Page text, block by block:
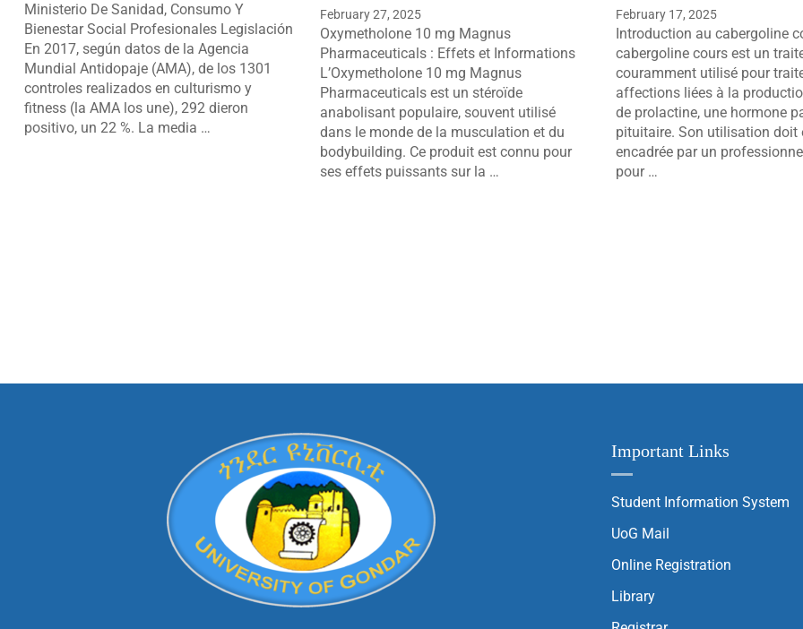
Ministerio De Sanidad, Consumo Y
Bienestar Social Profesionales Legislación
En 2017, según datos de la Agencia
Mundial Antidopaje (AMA), de los 1301
controles realizados en culturismo y
fitness (la AMA los une), 292 dieron
positivo, un 22 %. La media …
February 27, 2025
Oxymetholone 10 mg Magnus
Pharmaceuticals : Effets et Informations
L’Oxymetholone 10 mg Magnus
Pharmaceuticals est un stéroïde
anabolisant populaire, souvent utilisé
dans le monde de la musculation et du
bodybuilding. Ce produit est connu pour
ses effets puissants sur la …
February 17, 2025
Introduction au cabergoline
cabergoline cours est un
couramment utilisé pour
affections liées à la
de prolactine, une hormone
pituitaire. Son utilisation doit
encadrée par un
pour …
Important Links
Student Information System
UoG Mail
Online Registration
Library